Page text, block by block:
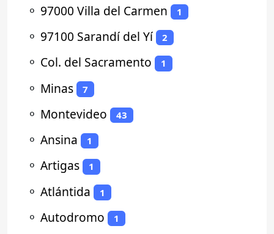
⚬ 97000 Villa del Carmen 1
⚬ 97100 Sarandí del Yí 2
⚬ Col. del Sacramento 1
⚬ Minas 7
⚬ Montevideo 43
⚬ Ansina 1
⚬ Artigas 1
⚬ Atlántida 1
⚬ Autodromo 1